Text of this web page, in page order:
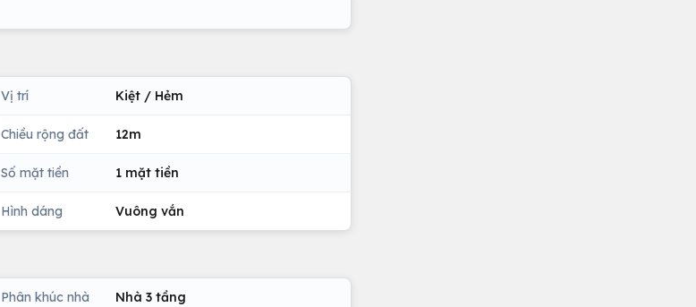
Vị trí Kiệt / Hẻm
Chiều rộng đất 12m
Số mặt tiền 1 mặt tiền
Hình dáng Vuông vắn
Phân khúc nhà Nhà 3 tầng